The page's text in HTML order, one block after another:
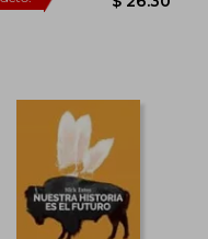
45%
dcto.